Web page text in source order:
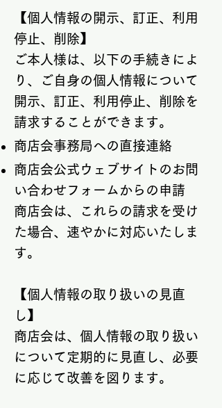
【個人情報の開示、訂正、利用
停止、削除】
ご本人様は、以下の手続きによ
り、ご自身の個人情報について
開示、訂正、利用停止、削除を
請求することができます。
商店会事務局への直接連絡
商店会公式ウェブサイトのお問
い合わせフォームからの申請
商店会は、これらの請求を受け
た場合、速やかに対応いたしま
す。
【個人情報の取り扱いの見直
し】
商店会は、個人情報の取り扱い
について定期的に見直し、必要
に応じて改善を図ります。